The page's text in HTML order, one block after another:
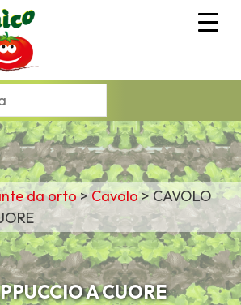
da orto>Cavolo>CAVOLO
A CUORE